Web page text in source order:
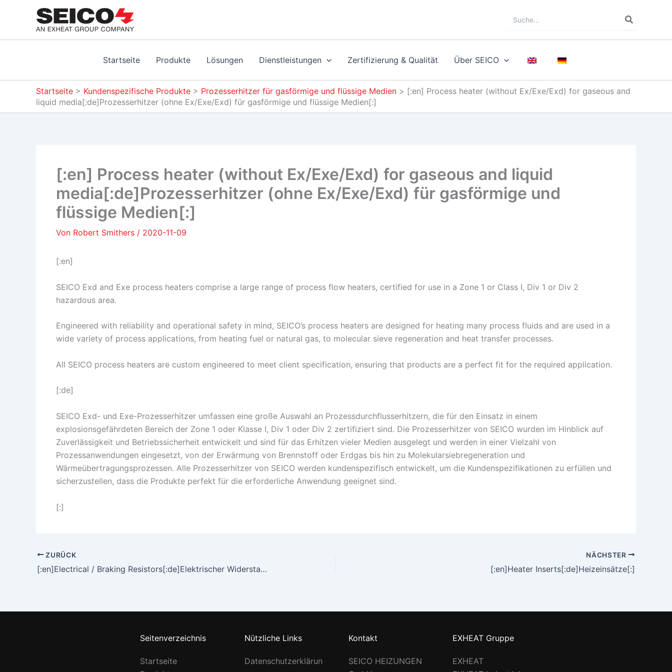
for:
Startseite Produkte Lösungen Dienstleistungen Zertifizierung & Qualität Über SEICO
Startseite > Kundenspezifische Produkte > Prozesserhitzer für gasförmige und flüssige Medien > [:en] Process heater (without Ex/Exe/Exd) for gaseous and
liquid media[:de]Prozesserhitzer (ohne Ex/Exe/Exd) für gasförmige und flüssige Medien[:]
[:en] Process heater (without Ex/Exe/Exd) for gaseous and liquid
media[:de]Prozesserhitzer (ohne Ex/Exe/Exd) für gasförmige und
flüssige Medien[:]
Von Robert Smithers / 2020-11-09
[:en]
SEICO Exd and Exe process heaters comprise a large range of process flow heaters, certified for use in a Zone 1 or Class I, Div 1 or Div 2
hazardous area.
Engineered with reliability and operational safety in mind, SEICO’s process heaters are designed for heating many process fluids and are used in a
wide variety of process applications, from heating fuel or natural gas, to molecular sieve regeneration and heat transfer processes.
All SEICO process heaters are custom engineered to meet client specification, ensuring that products are a perfect fit for the required application.
[:de]
SEICO Exd- und Exe-Prozesserhitzer umfassen eine große Auswahl an Prozessdurchflusserhitzern, die für den Einsatz in einem
explosionsgefährdeten Bereich der Zone 1 oder Klasse I, Div 1 oder Div 2 zertifiziert sind. Die Prozesserhitzer von SEICO wurden im Hinblick auf
Zuverlässigkeit und Betriebssicherheit entwickelt und sind für das Erhitzen vieler Medien ausgelegt und werden in einer Vielzahl von
Prozessanwendungen eingesetzt, von der Erwärmung von Brennstoff oder Erdgas bis hin zu Molekularsiebregeneration und
Wärmeübertragungsprozessen. Alle Prozesserhitzer von SEICO werden kundenspezifisch entwickelt, um die Kundenspezifikationen zu erfüllen und
sicherzustellen, dass die Produkte perfekt für die erforderliche Anwendung geeignet sind.
[:]
ZURÜCK
[:en]Electrical / Braking Resistors[:de]Elektrischer Widerstand / Bremswiderstand[:zh]Elektrischer Widerstandsheizer / Bremswiderstand[:]
NÄCHSTER
[:en]Heater Inserts[:de]Heizeinsätze[:]
Seitenverzeichnis
Startseite
Nützliche Links
Datenschutzerklärun
Kontakt
SEICO HEIZUNGEN
EXHEAT Gruppe
EXHEAT